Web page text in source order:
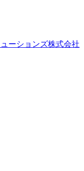
ーションズ株式会社